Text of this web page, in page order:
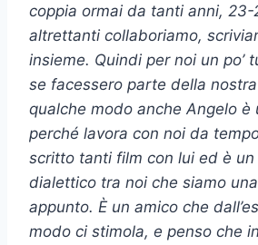
coppia ormai da tanti anni, 23-
altrettanti collaboriamo,
insieme. Quindi per noi un po’
se facessero parte della
qualche modo anche Angelo è
perché lavora con noi da
scritto tanti film con lui ed è
dialettico tra noi che siamo
appunto. È un amico che
modo ci stimola, e penso che